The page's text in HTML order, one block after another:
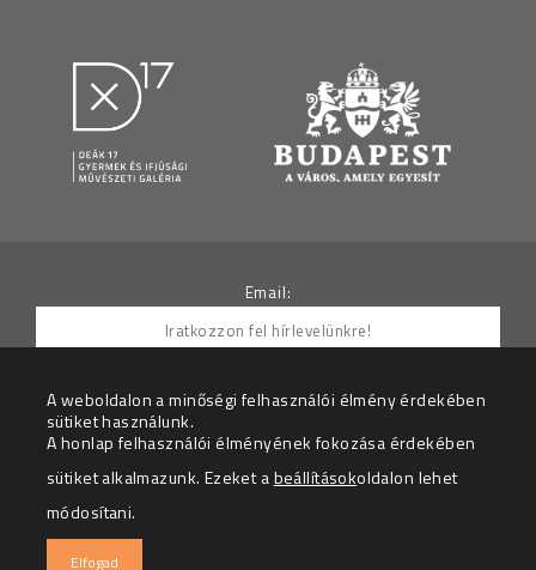
Email:
Hozzájárulok ahhoz, hogy az Adatkezelő részemre
Az adatkezelési tájékoztatót megértettem.
© 2026 – Deák 17 Gyermek és Ifjúsági Galéria – Minden
A weboldalon a minőségi felhasználói élmény érdekében
sütiket használunk.
A honlap felhasználói élményének fokozása érdekében
sütiket alkalmazunk. Ezeket abeállításokoldalon lehet
módosítani.
Elfogad